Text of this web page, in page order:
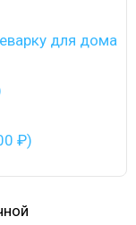
для дома
₽)